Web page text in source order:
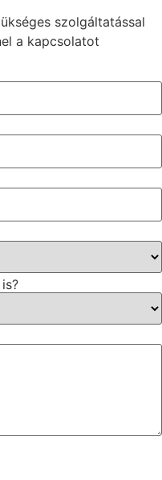
szolgáltatással
a kapcsolatot